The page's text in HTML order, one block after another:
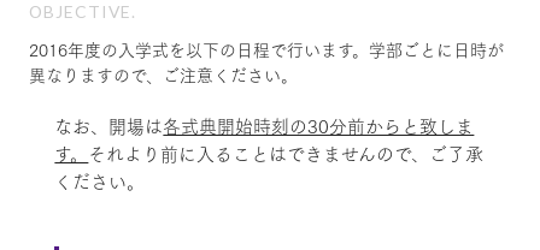
OBJECTIVE.
2016年度の入学式を以下の日程で行います。学部ごとに日時が
異なりますので、ご注意ください。
なお、開場は各式典開始時刻の30分前からと致しま
す。 それより前に入ることはできませんので、ご了承
ください。